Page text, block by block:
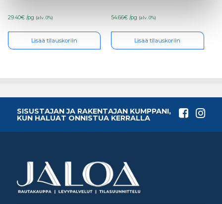
29.40€ /pg (alv. 0%)
Lisää tilauskoriin
54.66€ /pg (alv. 0%)
Lisää tilauskoriin
SISUSTAJAN JA RAKENTAJAN KUMPPANI,
KUN HALUAT ONNISTUA KERRALLA